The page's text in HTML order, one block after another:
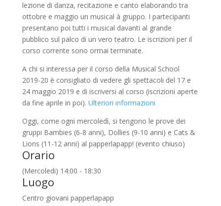
lezione di danza, recitazione e canto elaborando tra
ottobre e maggio un musical à gruppo. I partecipanti
presentano poi tutti i musical davanti al grande
pubblico sul palco di un vero teatro. Le iscrizioni per il
corso corrente sono ormai terminate.
A chi si interessa per il corso della Musical School
2019-20 è consigliato di vedere gli spettacoli del 17 e
24 maggio 2019 e di iscriversi al corso (iscrizioni aperte
da fine aprile in poi). Ulteriori informazioni
Oggi, come ogni mercoledì, si tengono le prove dei
gruppi Bambies (6-8 anni), Dollies (9-10 anni) e Cats &
Lions (11-12 anni) al papperlapapp! (evento chiuso)
Orario
(Mercoledi) 14:00 - 18:30
Luogo
Centro giovani papperlapapp